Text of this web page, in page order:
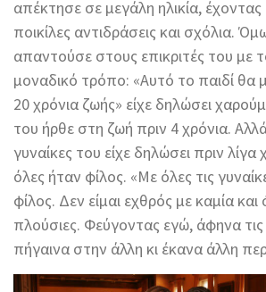
απέκτησε σε μεγάλη ηλικία,
ποικίλες αντιδράσεις και σχόλια.
απαντούσε στους επικριτές του με
μοναδικό τρόπο: «Αυτό το παιδί θα
20 χρόνια ζωής» είχε δηλώσει
του ήρθε στη ζωή πριν 4 χρόνια. Αλλά
γυναίκες του είχε δηλώσει πριν
όλες ήταν φίλος. «Με όλες τις
φίλος. Δεν είμαι εχθρός με καμία και
πλούσιες. Φεύγοντας εγώ, άφηνα τις
πήγαινα στην άλλη κι έκανα άλλη